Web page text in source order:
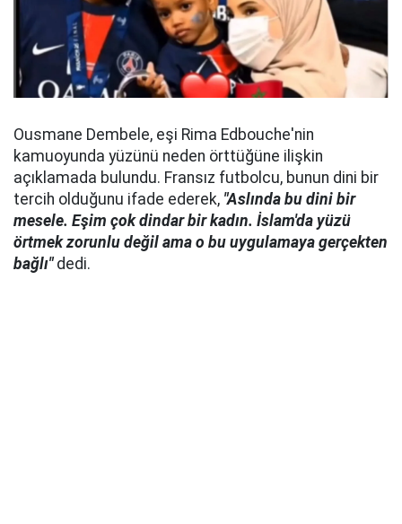
Ousmane Dembele, eşi Rima Edbouche'nin
kamuoyunda yüzünü neden örttüğüne ilişkin
açıklamada bulundu. Fransız futbolcu, bunun dini bir
tercih olduğunu ifade ederek, "Aslında bu dini bir
mesele. Eşim çok dindar bir kadın. İslam'da yüzü
örtmek zorunlu değil ama o bu uygulamaya gerçekten
bağlı"dedi.